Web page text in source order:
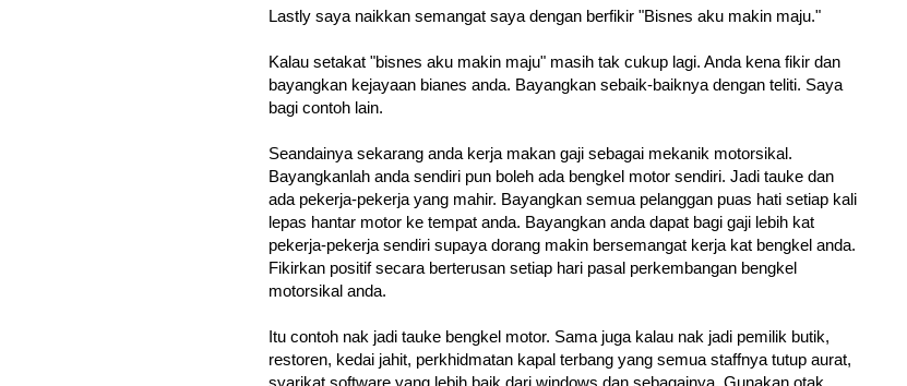
Lastly saya naikkan semangat saya dengan berfikir "Bisnes aku makin maju."
Kalau setakat "bisnes aku makin maju" masih tak cukup lagi. Anda kena fikir dan
bayangkan kejayaan bianes anda. Bayangkan sebaik-baiknya dengan teliti. Saya
bagi contoh lain.
Seandainya sekarang anda kerja makan gaji sebagai mekanik motorsikal.
Bayangkanlah anda sendiri pun boleh ada bengkel motor sendiri. Jadi tauke dan
ada pekerja-pekerja yang mahir. Bayangkan semua pelanggan puas hati setiap kali
lepas hantar motor ke tempat anda. Bayangkan anda dapat bagi gaji lebih kat
pekerja-pekerja sendiri supaya dorang makin bersemangat kerja kat bengkel anda.
Fikirkan positif secara berterusan setiap hari pasal perkembangan bengkel
motorsikal anda.
Itu contoh nak jadi tauke bengkel motor. Sama juga kalau nak jadi pemilik butik,
restoren, kedai jahit, perkhidmatan kapal terbang yang semua staffnya tutup aurat,
syarikat software yang lebih baik dari windows dan sebagainya. Gunakan otak